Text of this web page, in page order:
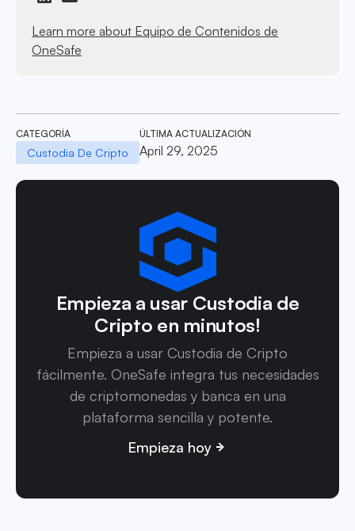
Learn more about Equipo de Contenidos de
OneSafe
CATEGORÍA
Custodia De Cripto
ÚLTIMA ACTUALIZACIÓN
April 29, 2025
Empieza a usar Custodia de
Cripto en minutos!
Empieza a usar Custodia de Cripto
fácilmente. OneSafe integra tus necesidades
de criptomonedas y banca en una
plataforma sencilla y potente.
Empieza hoy